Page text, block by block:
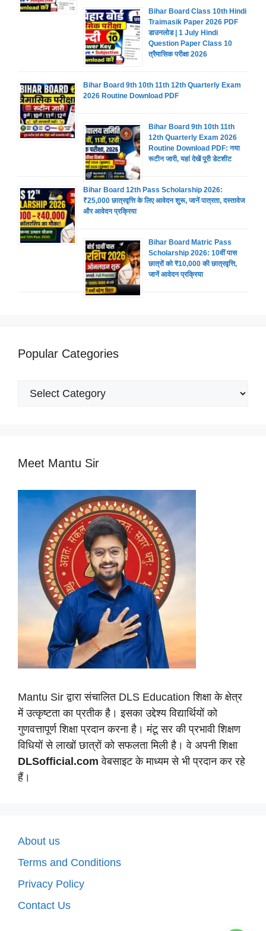
Bihar Board Class 10th Hindi
Traimasik Paper 2026 PDF
डाउनलोड | 1 July Hindi
Question Paper Class 10
त्रैमासिक परीक्षा 2026
Bihar Board 9th 10th 11th 12th Quarterly Exam
2026 Routine Download PDF
Bihar Board 9th 10th 11th
12th Quarterly Exam 2026
Routine Download PDF: नया
रूटीन जारी, यहां देखें पूरी डेटशीट
Bihar Board 12th Pass Scholarship 2026:
₹25,000 छात्रवृत्ति के लिए आवेदन शुरू, जानें पात्रता, दस्तावेज
और आवेदन प्रक्रिया
Bihar Board Matric Pass
Scholarship 2026: 10वीं पास
छात्रों को ₹10,000 की छात्रवृत्ति,
जानें आवेदन प्रक्रिया
Popular Categories
Popular
Meet Mantu Sir
Mantu Sir द्वारा संचालित DLS Education शिक्षा के क्षेत्र
में उत्कृष्टता का प्रतीक है। इसका उद्देश्य विद्यार्थियों को
गुणवत्तापूर्ण शिक्षा प्रदान करना है। मंटू सर की प्रभावी शिक्षण
विधियों से लाखों छात्रों को सफलता मिली है। वे अपनी शिक्षा
DLSofficial.com वेबसाइट के माध्यम से भी प्रदान कर रहे
हैं।
About us
Terms and Conditions
Privacy Policy
Contact Us